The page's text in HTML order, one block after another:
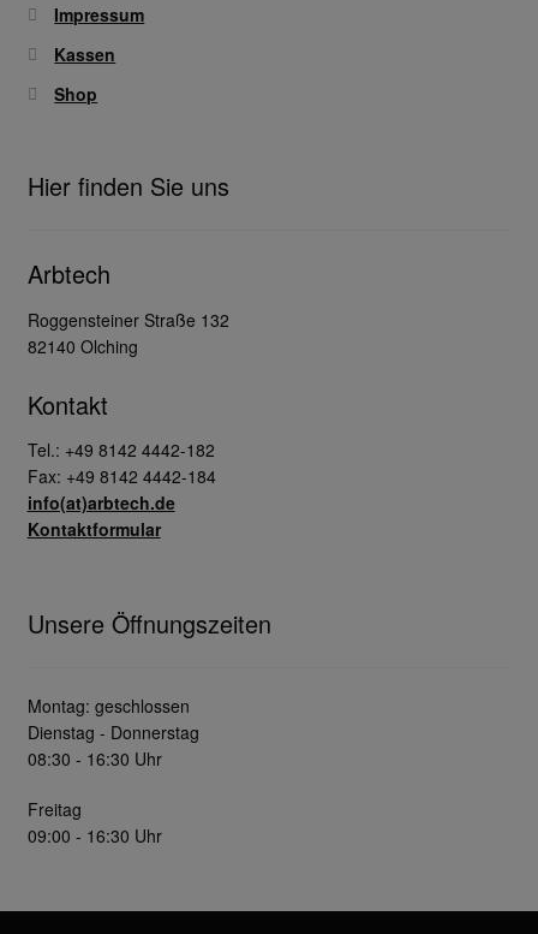
Impressum
Kassen
Shop
Hier finden Sie uns
Arbtech
Roggensteiner Straße 132
82140 Olching
Kontakt
Tel.: +49 8142 4442-182
Fax: +49 8142 4442-184
info(at)arbtech.de
Kontaktformular
Unsere Öffnungszeiten
Montag: geschlossen
Dienstag - Donnerstag
08:30 - 16:30 Uhr
Freitag
09:00 - 16:30 Uhr